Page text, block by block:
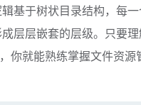
基于树状目录结构，每
层层嵌套的层级。只要
，你就能熟练掌握文件资